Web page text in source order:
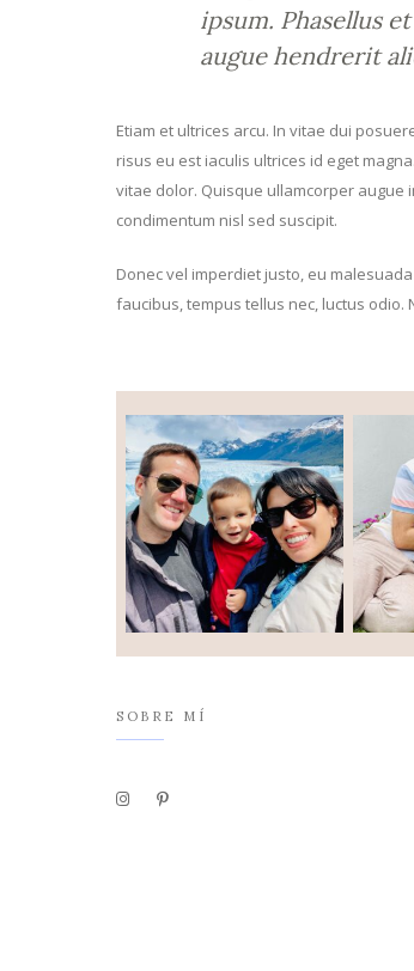
ipsum. Phasellus
augue hendrerit
Etiam et ultrices arcu. In vitae dui
risus eu est iaculis ultrices id eget
vitae dolor. Quisque ullamcorper augue
condimentum nisl sed suscipit.
Donec vel imperdiet justo, eu
faucibus, tempus tellus nec, luctus
SOBRE MÍ